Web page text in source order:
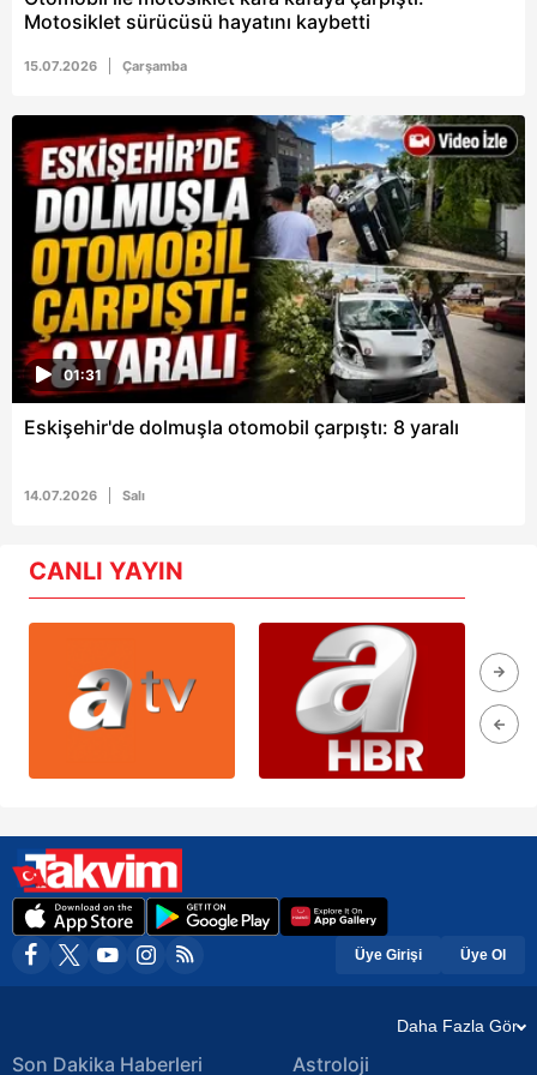
Motosiklet sürücüsü hayatını kaybetti
15.07.2026 Çarşamba
01:31
Eskişehir'de dolmuşla otomobil çarpıştı: 8 yaralı
14.07.2026 Salı
CANLI YAYIN
Üye Girişi Üye Ol
Daha Fazla Gör
Son Dakika Haberleri Astroloji